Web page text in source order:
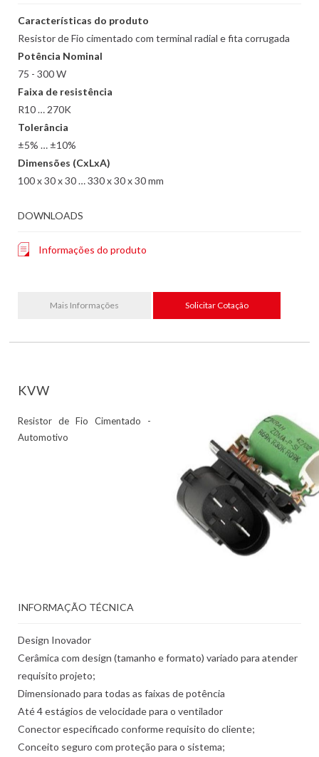
Características do produto
Resistor de Fio cimentado com terminal radial e fita corrugada
Potência Nominal
75 - 300 W
Faixa de resistência
R10 … 270K
Tolerância
±5% … ±10%
Dimensões (CxLxA)
100 x 30 x 30 … 330 x 30 x 30 mm
DOWNLOADS
Informações do produto
Mais Informações Solicitar Cotação
KVW
Resistor de Fio Cimentado -
Automotivo
INFORMAÇÃO TÉCNICA
Design Inovador
Cerâmica com design (tamanho e formato) variado para atender
requisito projeto;
Dimensionado para todas as faixas de potência
Até 4 estágios de velocidade para o ventilador
Conector especificado conforme requisito do cliente;
Conceito seguro com proteção para o sistema;